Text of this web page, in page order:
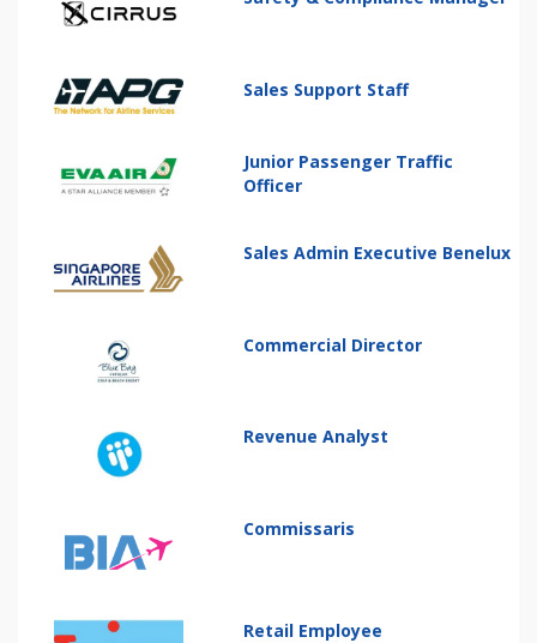
Sales Support Staff
Junior Passenger Traffic
Officer
Sales Admin Executive Benelux
Commercial Director
Revenue Analyst
Commissaris
Retail Employee